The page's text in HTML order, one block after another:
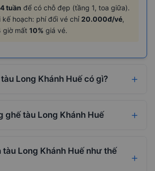
tuần để có chỗ đẹp (tầng 1, toa giữa).
kế hoạch: phí đổi vé chỉ 20.000đ/vé,
giờ mất 10% giá vé.
Long Khánh Huế có gì?
ghế tàu Long Khánh Huế
tàu Long Khánh Huế như thế